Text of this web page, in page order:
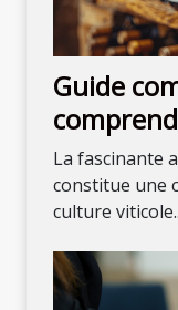
Guide
vins
La fascinante
constitue une
culture